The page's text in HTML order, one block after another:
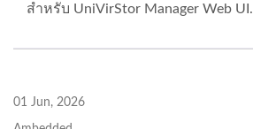
สำหรับ UniVirStor Manager Web UI.
01 Jun, 2026